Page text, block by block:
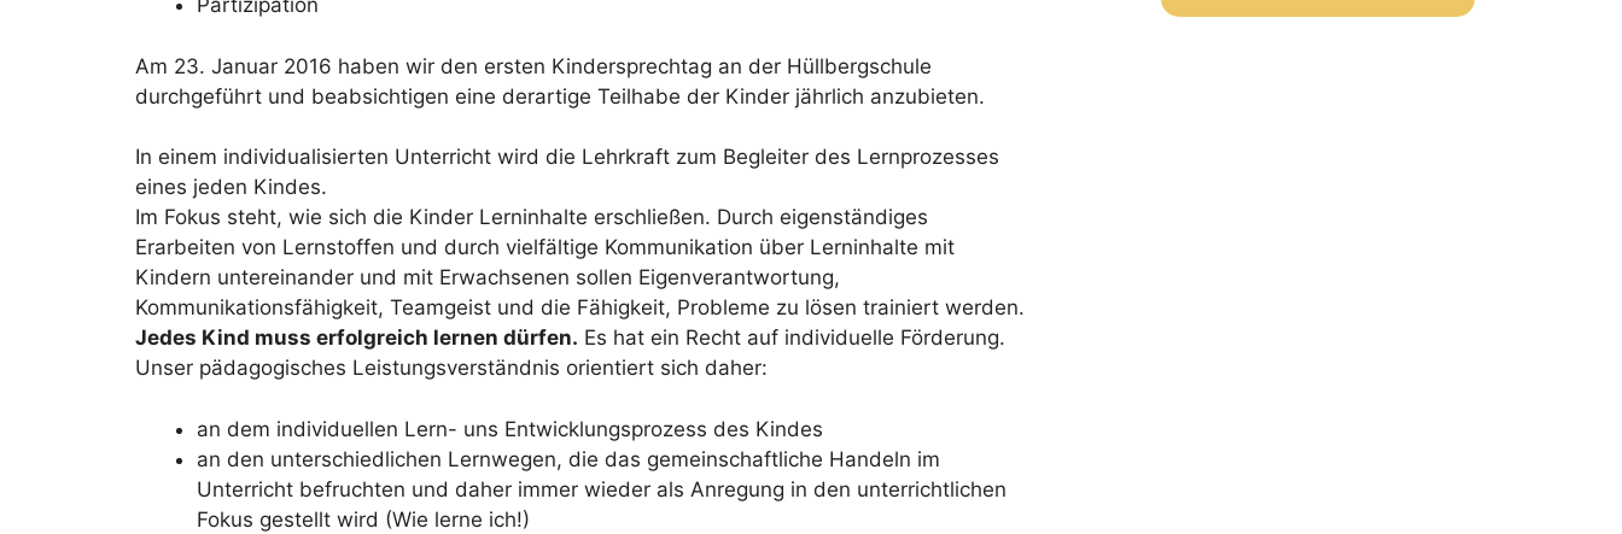
Partizipation
Am 23. Januar 2016 haben wir den ersten Kindersprechtag an der Hüllbergschule
durchgeführt und beabsichtigen eine derartige Teilhabe der Kinder jährlich anzubieten.
In einem individualisierten Unterricht wird die Lehrkraft zum Begleiter des Lernprozesses
eines jeden Kindes.
Im Fokus steht, wie sich die Kinder Lerninhalte erschließen. Durch eigenständiges
Erarbeiten von Lernstoffen und durch vielfältige Kommunikation über Lerninhalte mit
Kindern untereinander und mit Erwachsenen sollen Eigenverantwortung,
Kommunikationsfähigkeit, Teamgeist und die Fähigkeit, Probleme zu lösen trainiert werden.
Jedes Kind muss erfolgreich lernen dürfen. Es hat ein Recht auf individuelle Förderung.
Unser pädagogisches Leistungsverständnis orientiert sich daher:
an dem individuellen Lern- uns Entwicklungsprozess des Kindes
an den unterschiedlichen Lernwegen, die das gemeinschaftliche Handeln im
Unterricht befruchten und daher immer wieder als Anregung in den unterrichtlichen
Fokus gestellt wird (Wie lerne ich!)